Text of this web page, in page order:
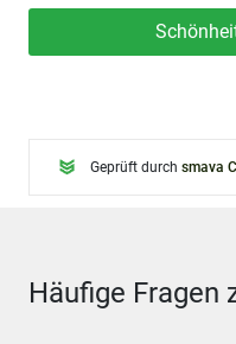
Geprüft durch smava
Häufige Fragen